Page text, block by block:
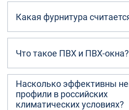
Какая фурнитура
Что такое ПВХ и ПВХ-окна?
Насколько эффективны
профили в российских
климатических условиях?